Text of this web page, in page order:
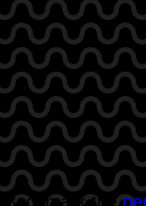
Bookmark the